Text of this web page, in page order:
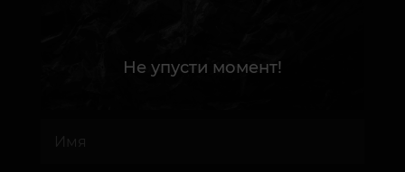
Не упусти момент!